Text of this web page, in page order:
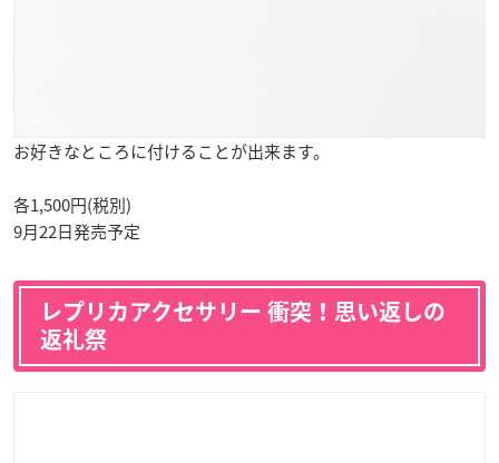
お好きなところに付けることが出来ます。
各1,500円(税別)
9月22日発売予定
レプリカアクセサリー 衝突！思い返しの
返礼祭